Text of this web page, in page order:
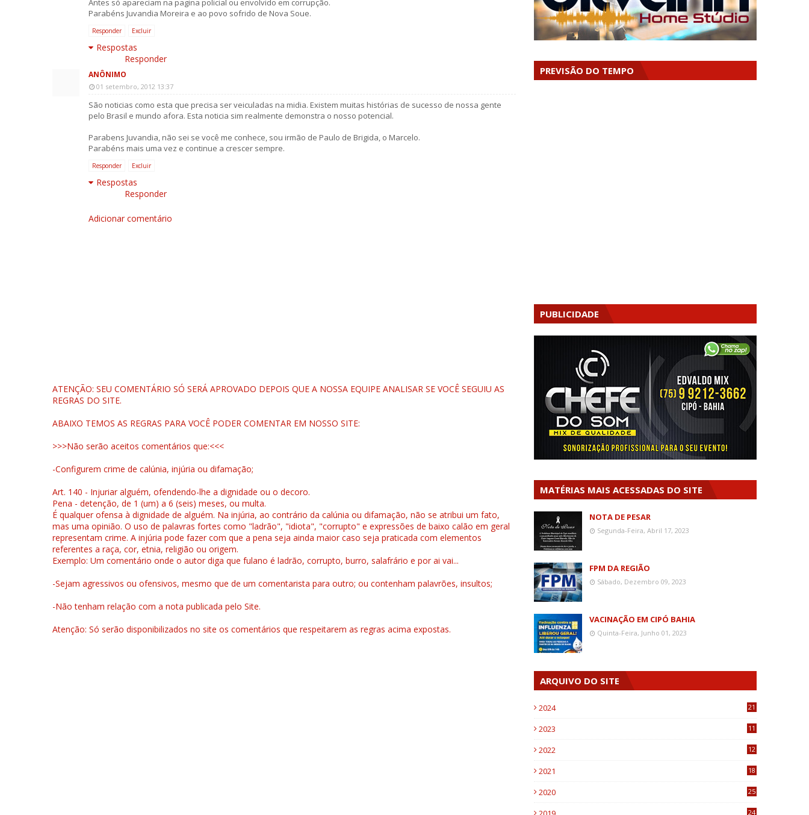
Antes só apareciam na pagina policial ou envolvido em corrupção.
Parabéns Juvandia Moreira e ao povo sofrido de Nova Soue.
Responder Excluir
Respostas
Responder
ANÔNIMO
01 setembro, 2012 13:37
São noticias como esta que precisa ser veiculadas na midia. Existem muitas histórias de sucesso de nossa gente
pelo Brasil e mundo afora. Esta noticia sim realmente demonstra o nosso potencial.
Parabens Juvandia, não sei se você me conhece, sou irmão de Paulo de Brigida, o Marcelo.
Parabéns mais uma vez e continue a crescer sempre.
Responder Excluir
Respostas
Responder
Adicionar comentário
ATENÇÃO: SEU COMENTÁRIO SÓ SERÁ APROVADO DEPOIS QUE A NOSSA EQUIPE ANALISAR SE VOCÊ SEGUIU AS
REGRAS DO SITE.
ABAIXO TEMOS AS REGRAS PARA VOCÊ PODER COMENTAR EM NOSSO SITE:
>>>Não serão aceitos comentários que:<<<
-Configurem crime de calúnia, injúria ou difamação;
Art. 140 - Injuriar alguém, ofendendo-lhe a dignidade ou o decoro.
Pena - detenção, de 1 (um) a 6 (seis) meses, ou multa.
É qualquer ofensa à dignidade de alguém. Na injúria, ao contrário da calúnia ou difamação, não se atribui um fato,
mas uma opinião. O uso de palavras fortes como "ladrão", "idiota", "corrupto" e expressões de baixo calão em geral
representam crime. A injúria pode fazer com que a pena seja ainda maior caso seja praticada com elementos
referentes a raça, cor, etnia, religião ou origem.
Exemplo: Um comentário onde o autor diga que fulano é ladrão, corrupto, burro, salafrário e por ai vai...
-Sejam agressivos ou ofensivos, mesmo que de um comentarista para outro; ou contenham palavrões, insultos;
-Não tenham relação com a nota publicada pelo Site.
Atenção: Só serão disponibilizados no site os comentários que respeitarem as regras acima expostas.
PREVISÃO DO TEMPO
PUBLICIDADE
MATÉRIAS MAIS ACESSADAS DO SITE
NOTA DE PESAR
Segunda-Feira, Abril 17, 2023
FPM DA REGIÃO
Sábado, Dezembro 09, 2023
VACINAÇÃO EM CIPÓ BAHIA
Quinta-Feira, Junho 01, 2023
ARQUIVO DO SITE
2024 21
2023
11
2022
12
2021
18
2020
25
24